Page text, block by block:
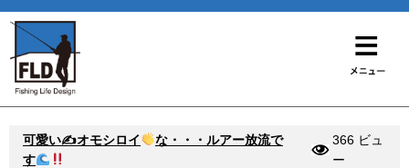
可愛い✍オモシロイ
な・・・ルアー放流で
す
366 ビュ
ー